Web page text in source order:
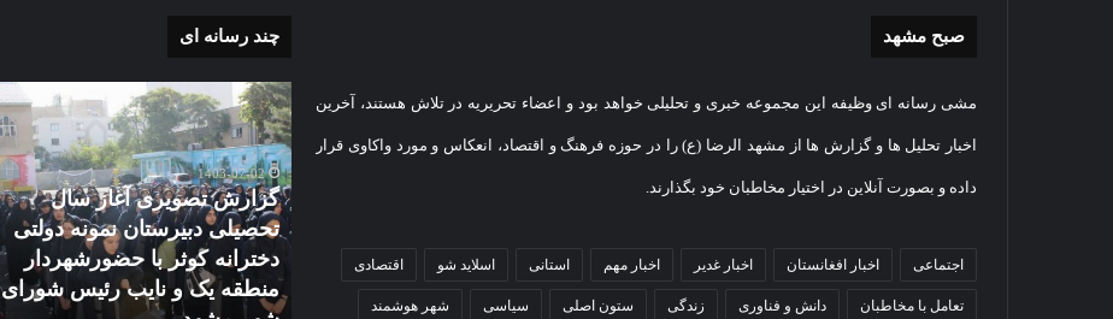
صبح مشهد
مشی رسانه ای وظیفه این مجموعه خبری و تحلیلی خواهد بود و اعضاء تحریریه در تلاش هستند، آخرین
اخبار تحلیل ها و گزارش ها از مشهد الرضا (ع) را در حوزه فرهنگ و اقتصاد، انعکاس و مورد واکاوی قرار
داده و بصورت آنلاین در اختیار مخاطبان خود بگذارند.
اجتماعی اخبار افغانستان اخبار غدیر اخبار مهم استانی اسلاید شو اقتصادی
تعامل با مخاطبان دانش و فناوری زندگی ستون اصلی سیاسی شهر هوشمند
چند رسانه ای
غبارروبی
نورانی
رضا(علیه
فیلم
1404-07-05
تصویری
تشییع
ستوانیکم
مهدی
گزارش تصویری تشییع پیکر
گزارش
تصویری
آغاز
سال
تحصیلی
دبیرستان
نمونه
دولتی
دخترانه
1403-07-02
گزارش تصویری آغاز سال
تحصیلی دبیرستان نمونه دولتی
دخترانه کوثر با حضورشهردار
منطقه یک و نایب رئیس شورای